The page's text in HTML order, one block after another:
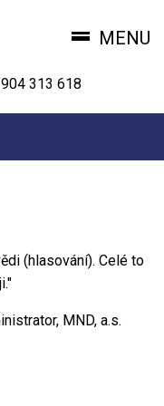
MENU
313 618
(hlasování). Celé to
MND, a.s.